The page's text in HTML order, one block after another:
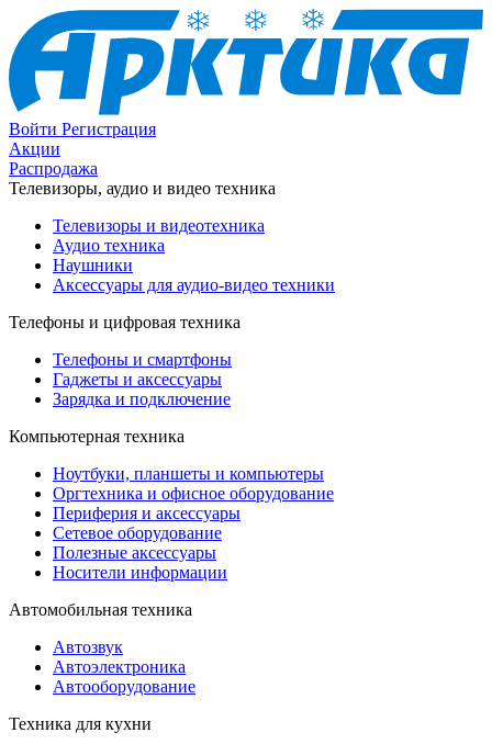
Войти Регистрация
Акции
Распродажа
Телевизоры, аудио и видео техника
Телевизоры и видеотехника
Аудио техника
Наушники
Аксессуары для аудио-видео техники
Телефоны и цифровая техника
Телефоны и смартфоны
Гаджеты и аксессуары
Зарядка и подключение
Компьютерная техника
Ноутбуки, планшеты и компьютеры
Оргтехника и офисное оборудование
Периферия и аксессуары
Cетевое оборудование
Полезные аксессуары
Носители информации
Автомобильная техника
Автозвук
Автоэлектроника
Автооборудование
Техника для кухни